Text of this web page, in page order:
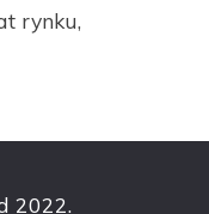
rynku,
2022.